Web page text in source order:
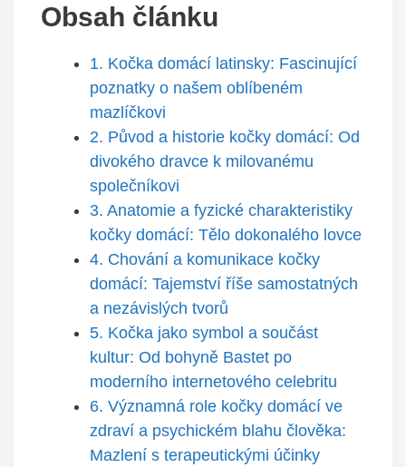
Obsah článku
1. Kočka domácí latinsky: Fascinující
poznatky o našem oblíbeném
mazlíčkovi
2. Původ a historie kočky domácí: Od
divokého dravce k milovanému
společníkovi
3. Anatomie a fyzické charakteristiky
kočky domácí: Tělo dokonalého lovce
4. Chování a komunikace kočky
domácí: Tajemství říše samostatných
a nezávislých tvorů
5. Kočka jako symbol a součást
kultur: Od bohyně Bastet po
moderního internetového celebritu
6. Významná role kočky domácí ve
zdraví a psychickém blahu člověka:
Mazlení s terapeutickými účinky